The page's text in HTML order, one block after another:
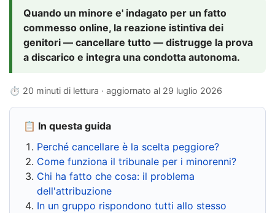
Quando un minore e' indagato per un fatto
commesso online, la reazione istintiva dei
genitori — cancellare tutto — distrugge la prova
a discarico e integra una condotta autonoma.
⏱ 20 minuti di lettura · aggiornato al 29 luglio 2026
📋 In questa guida
Perché cancellare è la scelta peggiore?
Come funziona il tribunale per i minorenni?
Chi ha fatto che cosa: il problema
dell'attribuzione
In un gruppo rispondono tutti allo stesso